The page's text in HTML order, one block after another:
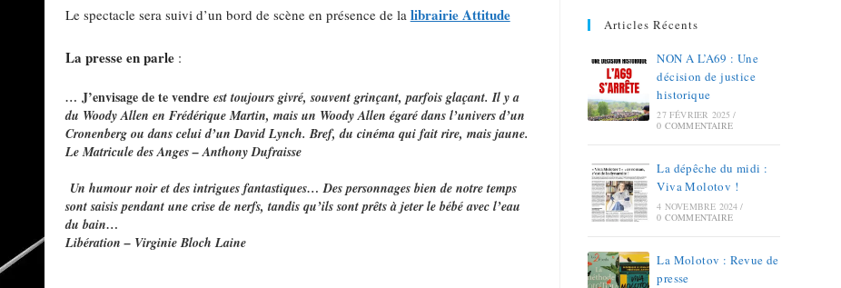
Le spectacle sera suivi d’un bord de scène en présence de la librairie Attitude
La presse en parle :
… J’envisage de te vendreest toujours givré, souvent grinçant, parfois glaçant. Il y a
du Woody Allen en Frédérique Martin, mais un Woody Allen égaré dans l’univers d’un
Cronenberg ou dans celui d’un David Lynch. Bref, du cinéma qui fait rire, mais jaune.
Le Matricule des Anges – Anthony Dufraisse
Un humour noir et des intrigues fantastiques…Des personnages bien de notre temps
sont saisis pendant une crise de nerfs, tandis qu’ils sont prêts à jeter le bébé avec l’eau
du bain…
Libération – Virginie Bloch Laine
Articles Récents
NON A L’A69 : Une
décision de justice
historique
27 FÉVRIER 2025 /
0 COMMENTAIRE
La dépêche du midi :
Viva Molotov !
4 NOVEMBRE 2024 /
0 COMMENTAIRE
La Molotov : Revue de
presse